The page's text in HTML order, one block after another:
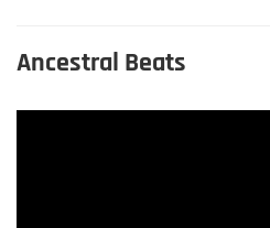
Ancestral Beats